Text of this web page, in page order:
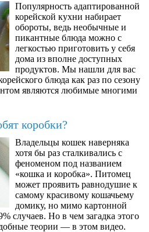
Популярность адаптированной
корейской кухни набирает
обороты, ведь необычные и
пикантные блюда можно с
легкостью приготовить у себя
дома из вполне доступных
продуктов. Мы нашли для вас
блюда как раз по сезону
являются любимые многими
коробки?
Владельцы кошек наверняка
хотя бы раз сталкивались с
феноменом под названием
«кошка и коробка». Питомец
может проявить равнодушие к
самому красивому кошачьему
домику, но мимо картонной
случаев. Но в чем загадка этого
теории — в этом видео.